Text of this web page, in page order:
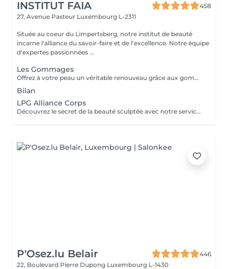
INSTITUT FAIA
458
27, Avenue Pasteur Luxembourg L-2311
Située au coeur du Limpertsberg, notre institut de beauté
incarne l'alliance du savoir-faire et de l'excellence. Notre équipe
d'expertes passionnées ...
Les Gommages
Offrez à votre peau un véritable renouveau grâce aux gommages corps Gemology. Enrichis en extraits minéraux précieux et en ingrédients naturels, ils exfolient en douceur, éliminent les cellules mortes et révèlent l'éclat de la peau. Leur texture sensorielle et leurs parfums délicats transforment l'exfoliation en un rituel de bien-être luxueux. Résultat : une peau lisse, douce, parfaitement préparée à recevoir les soins suivants.
Bilan
LPG Alliance Corps
Découvrez le secret de la beauté sculptée avec notre service LPG Endermologie. Cette technologie de pointe est votre alliée pour une silhouette redessinée et une peau radieuse. Les soins Endermologie stimulent naturellement la production de collagène et d'élastine, réduisent l'aspect de la cellulite et raffermissent votre peau. Les résultats sont visibles dès les premières séances, vous laissant avec une confiance et une élégance accrues. Révélez votre beauté intérieure avec une silhouette plus harmonieuse. Optez pour le bien-être et la beauté, choisissez LPG Endermologie dès aujourd'hui.
P'Osez.lu Belair
446
22, Boulevard Pierre Dupong Luxembourg L-1430